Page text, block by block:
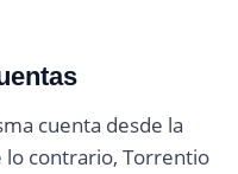
cuenta desde la
lo contrario, Torrentio